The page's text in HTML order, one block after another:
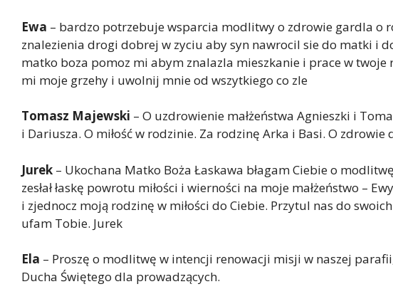
Ewa – bardzo potrzebuje wsparcia modlitwy o zdrowie gardla o
znalezienia drogi dobrej w zyciu aby syn nawrocil sie do matki i
matko boza pomoz mi abym znalazla mieszkanie i prace w
mi moje grzehy i uwolnij mnie od wszytkiego co zle
Tomasz Majewski – O uzdrowienie małżeństwa Agnieszki i
i Dariusza. O miłość w rodzinie. Za rodzinę Arka i Basi. O zdrowie
Jurek – Ukochana Matko Boża Łaskawa błagam Ciebie o
zesłał łaskę powrotu miłości i wierności na moje małżeństwo –
i zjednocz moją rodzinę w miłości do Ciebie. Przytul nas do
ufam Tobie. Jurek
Ela – Proszę o modlitwę w intencji renowacji misji w naszej
Ducha Świętego dla prowadzących.